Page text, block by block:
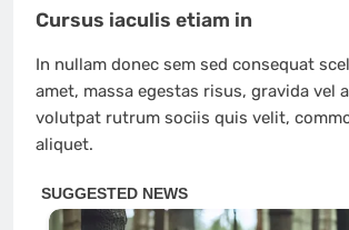
Cursus iaculis etiam in
In nullam donec sem sed consequat
amet, massa egestas risus, gravida vel
volutpat rutrum sociis quis velit,
aliquet.